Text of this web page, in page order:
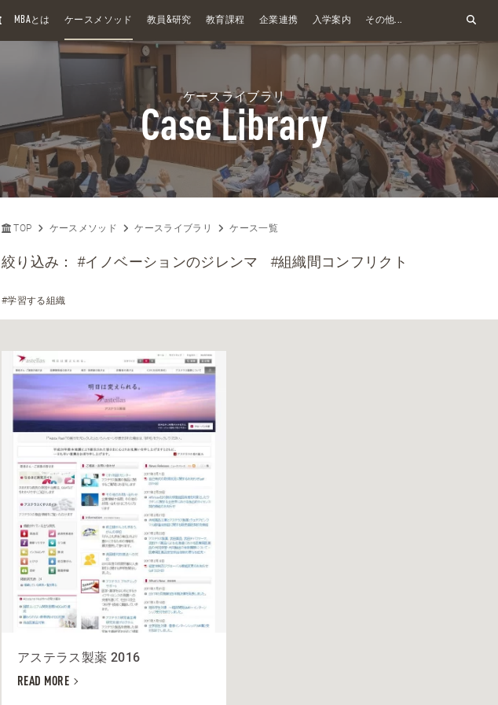
H
MBAとは ケースメソッド 教員&研究 教育課程 企業連携 入学案内 その他...
ケースライブラリ
Case Library
TOP ケースメソッド ケースライブラリ ケース一覧
絞り込み：#イノベーションのジレンマ #組織間コンフリクト
#学習する組織
アステラス製薬 2016
READ MORE